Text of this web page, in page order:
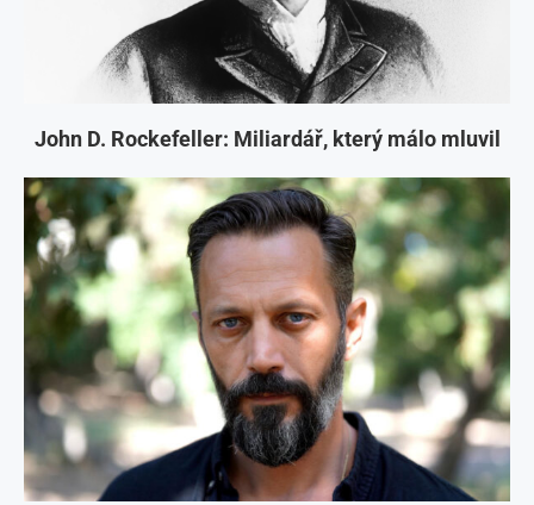
John D. Rockefeller: Miliardář, který málo mluvil